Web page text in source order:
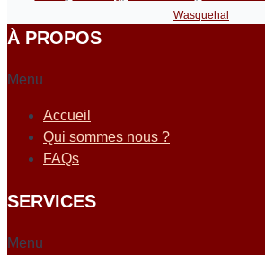
Wasquehal
À PROPOS
Menu
Accueil
Qui sommes nous ?
FAQs
SERVICES
Menu